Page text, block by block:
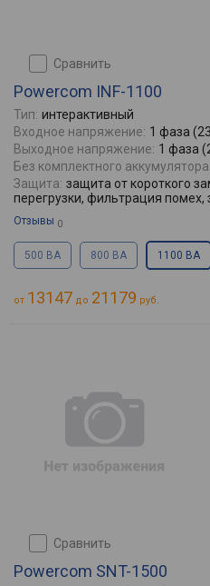
сравнить
Powercom INF-1100
Тип: интерактивный
Входное напряжение: 1 фаза
Выходное напряжение: 1 фаза
Без комплектного аккумулятора:
Защита: защита от короткого
перегрузки, фильтрация помех,
Отзывы 0
500 ВА 800 ВА 1100 ВА
от 13147 до 21179 руб.
сравнить
Powercom SNT-1500